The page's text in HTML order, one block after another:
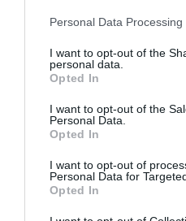
Please note that this website/
not limited to your visit or
grant or deny consent to
use your data for below
consent section.
Personal Data
I want to opt-out of the
personal data.
Opted In
I want to opt-out of the
Personal Data.
Opted In
I want to opt-out of
Personal Data for
Opted In
átlátszó
A zárás pedig
eszközök a 21.
emlékgyűjteménybe:
tisztelettel kérem,
higgadtságot és